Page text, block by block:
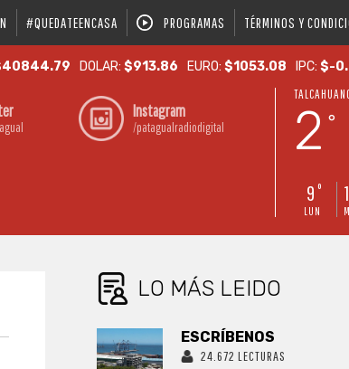
#QUEDATEENCASA PROGRAMAS TÉRMINOS Y
DOLAR:$913.86 EURO:$1053.08 IPC:$-
Instagram
/patagualradiodigital 2 °
9 °
LUN
LO MÁS LEIDO
ESCRÍBENOS
24.672 LECTURAS